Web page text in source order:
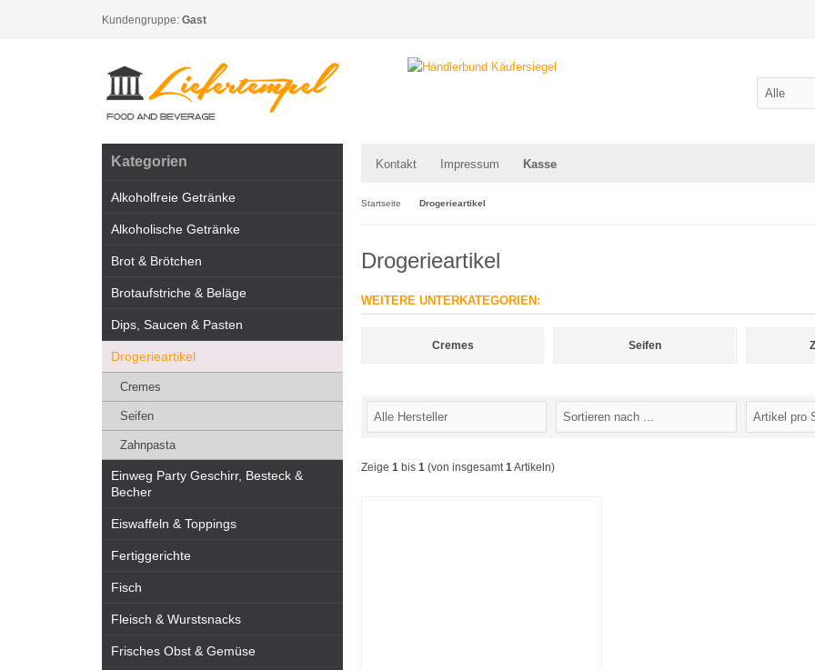
Kundengruppe: Gast
Kontakt Impressum Kasse
Startseite Drogerieartikel
Drogerieartikel
WEITERE UNTERKATEGORIEN:
Cremes Seifen
Zeige 1 bis 1 (von insgesamt1Artikeln)
Kategorien
Alkoholfreie Getränke
Alkoholische Getränke
Brot & Brötchen
Brotaufstriche & Beläge
Dips, Saucen & Pasten
Drogerieartikel
Cremes
Seifen
Zahnpasta
Einweg Party Geschirr, Besteck &
Becher
Eiswaffeln & Toppings
Fertiggerichte
Fisch
Fleisch & Wurstsnacks
Frisches Obst & Gemüse